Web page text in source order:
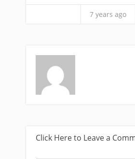
7 years ago
Click Here to Leave a